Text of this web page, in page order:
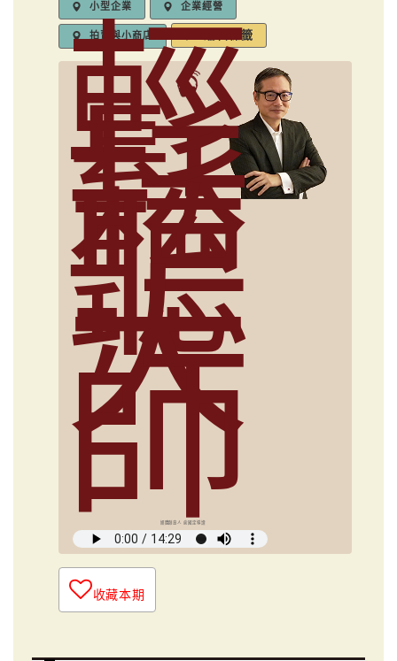
小型企業 企業經營
拍賣與小商店 編輯標籤
輕
鬆
聽
大
師
媒體創意人 俞國定導讀
收藏本期